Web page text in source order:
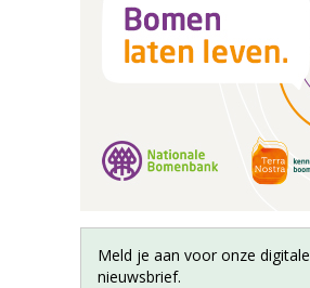
Meld je aan voor onze digitale
nieuwsbrief.